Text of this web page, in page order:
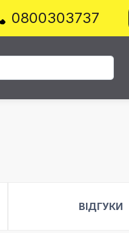
0800303737
ВІДГУКИ